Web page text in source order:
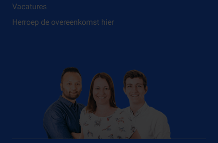
Vacatures
Herroep de overeenkomst hier